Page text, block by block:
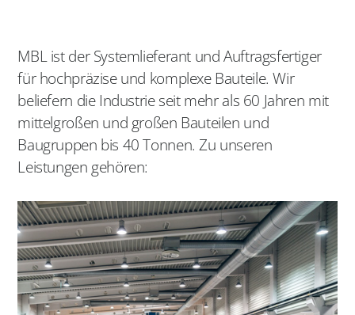
MBL ist der Systemlieferant und Auftragsfertiger
für hochpräzise und komplexe Bauteile. Wir
beliefern die Industrie seit mehr als 60 Jahren mit
mittelgroßen und großen Bauteilen und
Baugruppen bis 40 Tonnen. Zu unseren
Leistungen gehören: